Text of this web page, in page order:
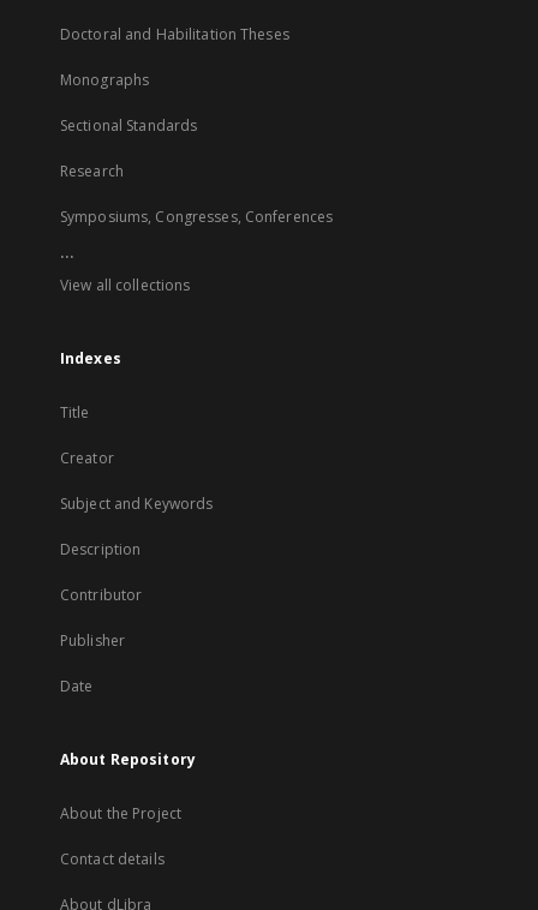
Doctoral and Habilitation Theses
Monographs
Sectional Standards
Research
Symposiums, Congresses, Conferences
...
View all collections
Indexes
Title
Creator
Subject and Keywords
Description
Contributor
Publisher
Date
About Repository
About the Project
Contact details
About dLibra